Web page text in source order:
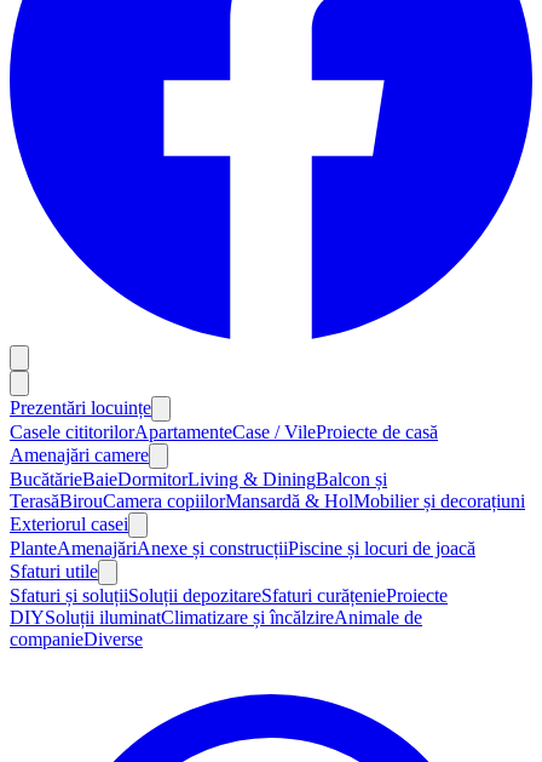
Prezentări locuințe
Casele cititorilorApartamenteCase / VileProiecte de casă
Amenajări camere
BucătărieBaieDormitorLiving & DiningBalcon și
TerasăBirouCamera copiilorMansardă & HolMobilier și decorațiuni
Exteriorul casei
PlanteAmenajăriAnexe și construcțiiPiscine și locuri de joacă
Sfaturi utile
Sfaturi și soluțiiSoluții depozitareSfaturi curățenieProiecte
DIYSoluții iluminatClimatizare și încălzireAnimale de
companieDiverse